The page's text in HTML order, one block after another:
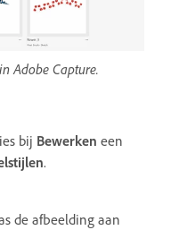
Adobe Capture.
bij Bewerken een
.
de afbeelding aan